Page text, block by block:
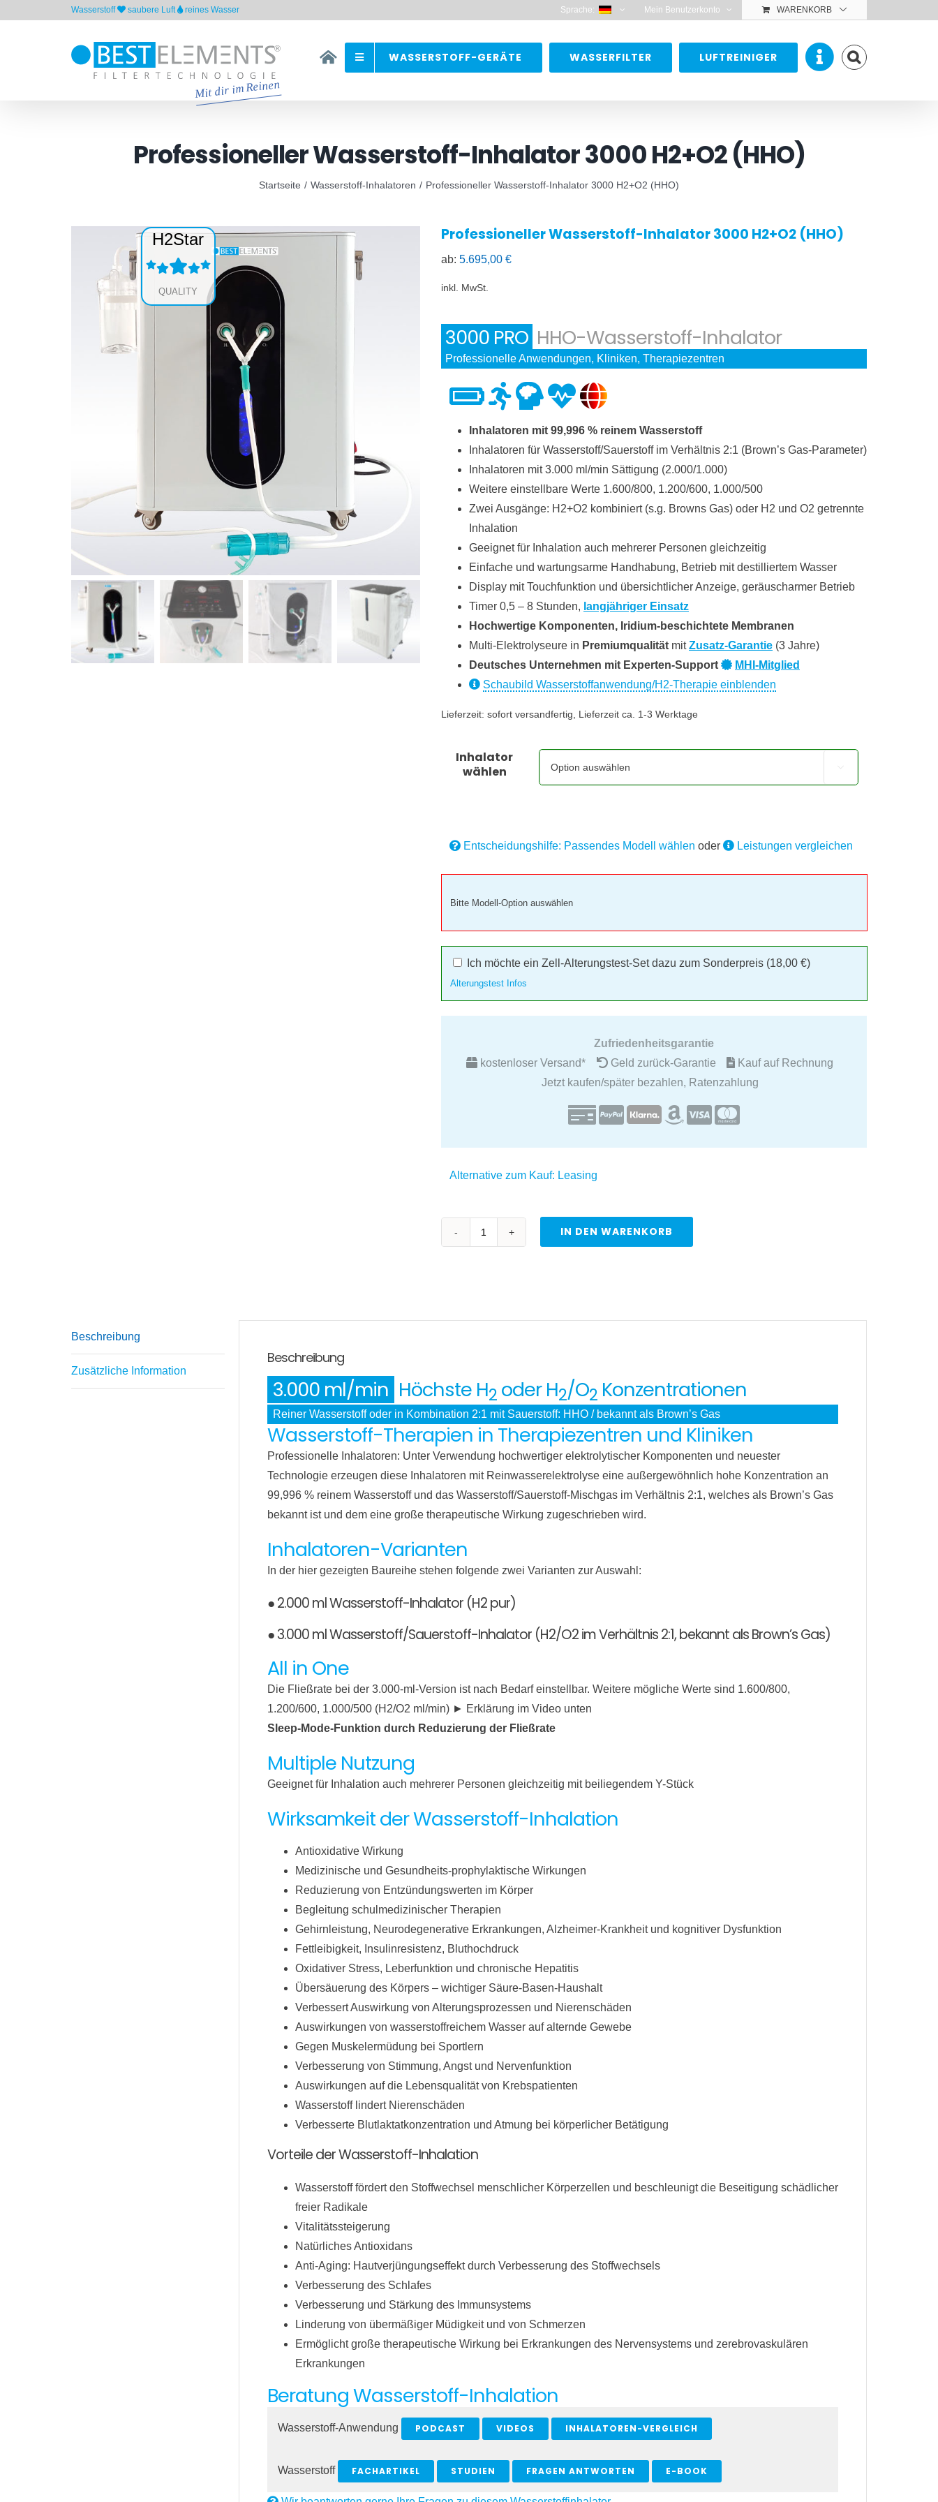
Wasserstoff saubere Luft reines Wasser Sprache: Mein Benutzerkonto WARENKORB
WASSERSTOFF-GERÄTE WASSERFILTER LUFTREINIGER
Professioneller Wasserstoff-Inhalator 3000 H2+O2 (HHO)
Startseite Wasserstoff-Inhalatoren Professioneller Wasserstoff-Inhalator 3000 H2+O2 (HHO)
H2Star
QUALITY
Professioneller Wasserstoff-Inhalator 3000 H2+O2 (HHO)
ab: 5.695,00 €
inkl. MwSt.
3000 PRO HHO-Wasserstoff-Inhalator
Professionelle Anwendungen, Kliniken, Therapiezentren
Inhalatoren mit 99,996 % reinem Wasserstoff
Inhalatoren für Wasserstoff/Sauerstoff im Verhältnis 2:1 (Brown’s Gas-Parameter)
Inhalatoren mit 3.000 ml/min Sättigung (2.000/1.000)
Weitere einstellbare Werte 1.600/800, 1.200/600, 1.000/500
Zwei Ausgänge: H2+O2 kombiniert (s.g. Browns Gas) oder H2 und O2 getrennte
Inhalation
Geeignet für Inhalation auch mehrerer Personen gleichzeitig
Einfache und wartungsarme Handhabung, Betrieb mit destilliertem Wasser
Display mit Touchfunktion und übersichtlicher Anzeige, geräuscharmer Betrieb
Timer 0,5 – 8 Stunden, langjähriger Einsatz
Hochwertige Komponenten, Iridium-beschichtete Membranen
Multi-Elektrolyseure in Premiumqualität mitZusatz-Garantie (3 Jahre)
Deutsches Unternehmen mit Experten-Support
MHI-Mitglied
Schaubild Wasserstoffanwendung/H2-Therapie einblenden
Lieferzeit: sofort versandfertig, Lieferzeit ca. 1-3 Werktage
Inhalator
wählen
Entscheidungshilfe: Passendes Modell wählen oder Leistungen vergleichen
Bitte Modell-Option auswählen
Ich möchte ein Zell-Alterungstest-Set dazu zum Sonderpreis (18,00€)
Alterungstest Infos
Zufriedenheitsgarantie
kostenloser Versand*
Geld zurück-Garantie
Kauf auf Rechnung
Jetzt kaufen/später bezahlen, Ratenzahlung
Alternative zum Kauf: Leasing
H2+O2
IN DEN WARENKORB
Beschreibung
Zusätzliche Information
Beschreibung
3.000 ml/min Höchste H2 oder H2/O2 Konzentrationen
Reiner Wasserstoff oder in Kombination 2:1 mit Sauerstoff: HHO / bekannt als Brown’s Gas
Wasserstoff-Therapien in Therapiezentren und Kliniken
Professionelle Inhalatoren: Unter Verwendung hochwertiger elektrolytischer Komponenten und neuester
Technologie erzeugen diese Inhalatoren mit Reinwasserelektrolyse eine außergewöhnlich hohe Konzentration an
99,996 % reinem Wasserstoff und das Wasserstoff/Sauerstoff-Mischgas im Verhältnis 2:1, welches als Brown’s Gas
bekannt ist und dem eine große therapeutische Wirkung zugeschrieben wird.
Inhalatoren-Varianten
In der hier gezeigten Baureihe stehen folgende zwei Varianten zur Auswahl:
● 2.000 ml Wasserstoff-Inhalator (H2 pur)
● 3.000 ml Wasserstoff/Sauerstoff-Inhalator (H2/O2 im Verhältnis 2:1, bekannt als Brown’s Gas)
All in One
Die Fließrate bei der 3.000-ml-Version ist nach Bedarf einstellbar. Weitere mögliche Werte sind 1.600/800,
1.200/600, 1.000/500 (H2/O2 ml/min) ► Erklärung im Video unten
Sleep-Mode-Funktion durch Reduzierung der Fließrate
Multiple Nutzung
Geeignet für Inhalation auch mehrerer Personen gleichzeitig mit beiliegendem Y-Stück
Wirksamkeit der Wasserstoff-Inhalation
Antioxidative Wirkung
Medizinische und Gesundheits-prophylaktische Wirkungen
Reduzierung von Entzündungswerten im Körper
Begleitung schulmedizinischer Therapien
Gehirnleistung, Neurodegenerative Erkrankungen, Alzheimer-Krankheit und kognitiver Dysfunktion
Fettleibigkeit, Insulinresistenz, Bluthochdruck
Oxidativer Stress, Leberfunktion und chronische Hepatitis
Übersäuerung des Körpers – wichtiger Säure-Basen-Haushalt
Verbessert Auswirkung von Alterungsprozessen und Nierenschäden
Auswirkungen von wasserstoffreichem Wasser auf alternde Gewebe
Gegen Muskelermüdung bei Sportlern
Verbesserung von Stimmung, Angst und Nervenfunktion
Auswirkungen auf die Lebensqualität von Krebspatienten
Wasserstoff lindert Nierenschäden
Verbesserte Blutlaktatkonzentration und Atmung bei körperlicher Betätigung
Vorteile der Wasserstoff-Inhalation
Wasserstoff fördert den Stoffwechsel menschlicher Körperzellen und beschleunigt die Beseitigung schädlicher
freier Radikale
Vitalitätssteigerung
Natürliches Antioxidans
Anti-Aging: Hautverjüngungseffekt durch Verbesserung des Stoffwechsels
Verbesserung des Schlafes
Verbesserung und Stärkung des Immunsystems
Linderung von übermäßiger Müdigkeit und von Schmerzen
Ermöglicht große therapeutische Wirkung bei Erkrankungen des Nervensystems und zerebrovaskulären
Erkrankungen
Beratung Wasserstoff-Inhalation
Wasserstoff-Anwendung PODCAST VIDEOS INHALATOREN-VERGLEICH
Wasserstoff FACHARTIKEL STUDIEN FRAGEN ANTWORTEN E-BOOK